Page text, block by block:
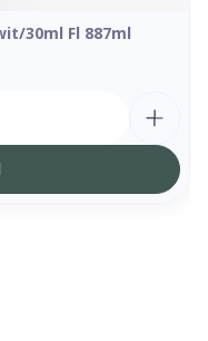
30ml Fl 887ml